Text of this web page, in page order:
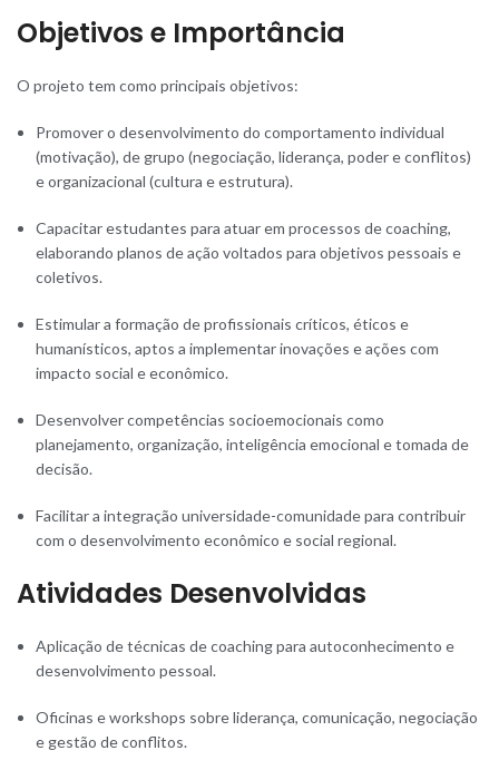
Objetivos e Importância
O projeto tem como principais objetivos:
Promover o desenvolvimento do comportamento individual
(motivação), de grupo (negociação, liderança, poder e conflitos)
e organizacional (cultura e estrutura).
Capacitar estudantes para atuar em processos de coaching,
elaborando planos de ação voltados para objetivos pessoais e
coletivos.
Estimular a formação de profissionais críticos, éticos e
humanísticos, aptos a implementar inovações e ações com
impacto social e econômico.
Desenvolver competências socioemocionais como
planejamento, organização, inteligência emocional e tomada de
decisão.
Facilitar a integração universidade-comunidade para contribuir
com o desenvolvimento econômico e social regional.
Atividades Desenvolvidas
Aplicação de técnicas de coaching para autoconhecimento e
desenvolvimento pessoal.
Oficinas e workshops sobre liderança, comunicação, negociação
e gestão de conflitos.